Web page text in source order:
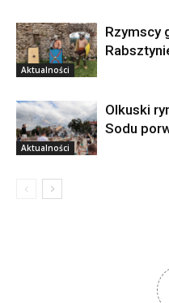
Aktualności
Rzymscy
Aktualności
Olkuski
Sodu